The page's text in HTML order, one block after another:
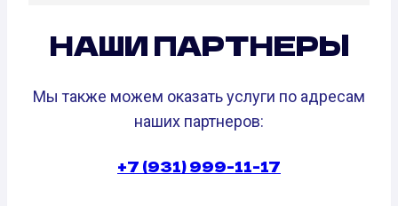
НАШИ ПАРТНЕРЫ
Мы также можем оказать услуги по адресам
наших партнеров:
+7 (931) 999-11-17